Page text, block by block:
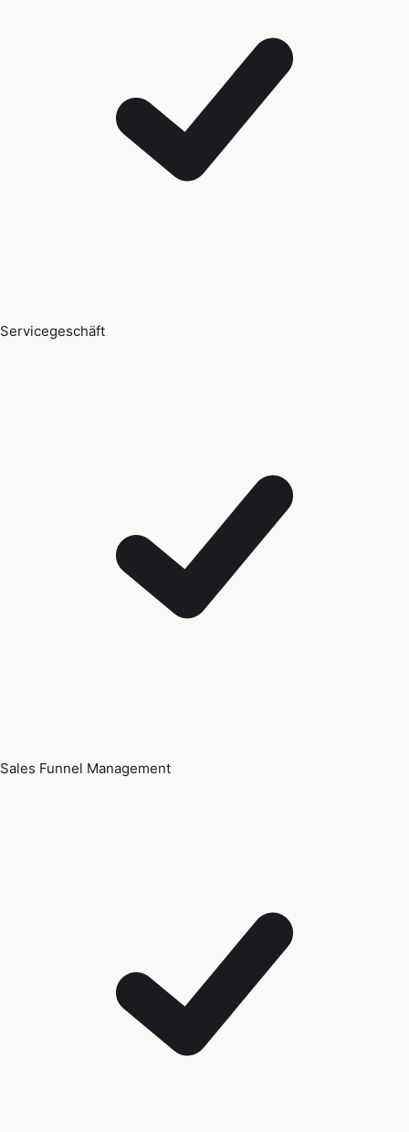
Servicegeschäft
Sales Funnel Management